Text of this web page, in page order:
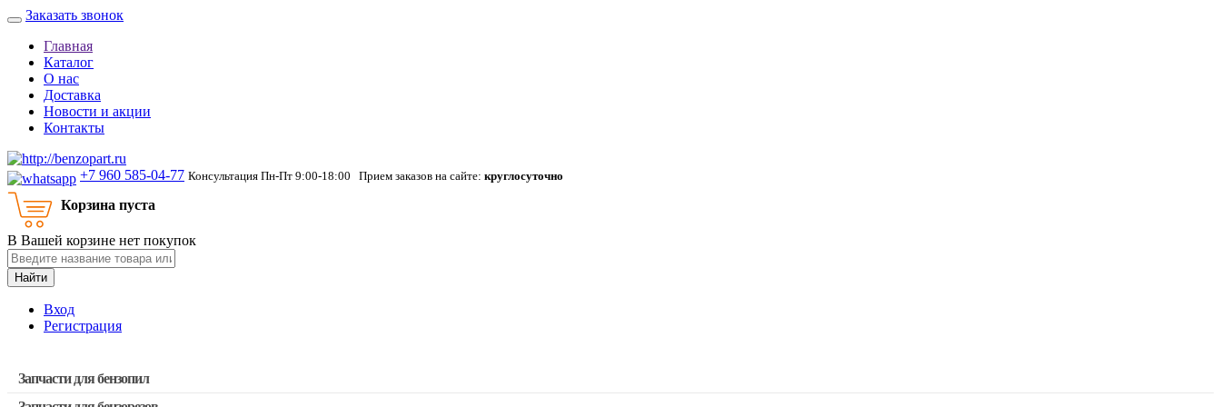
Заказать звонок
Главная
Каталог
О нас
Доставка
Новости и акции
Контакты
+7 960 585-04-77 Консультация Пн-Пт 9:00-18:00 Прием заказов на сайте: круглосуточно
Корзина пуста
В Вашей корзине нет покупок
Найти
Вход
Регистрация
Запчасти для бензопил